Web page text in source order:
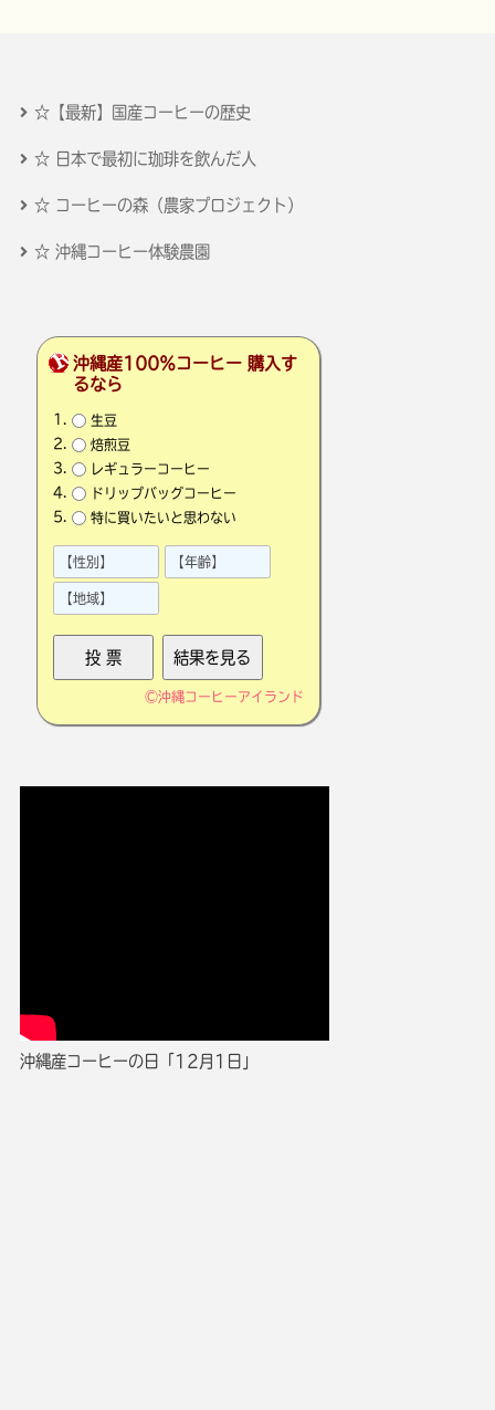
☆【最新】国産コーヒーの歴史
☆ 日本で最初に珈琲を飲んだ人
☆ コーヒーの森（農家プロジェクト）
☆ 沖縄コーヒー体験農園
沖縄産100％コーヒー 購入す
るなら
生豆
焙煎豆
レギュラーコーヒー
ドリップバッグコーヒー
特に買いたいと思わない
©沖縄コーヒーアイランド
沖縄産コーヒーの日「12月1日」